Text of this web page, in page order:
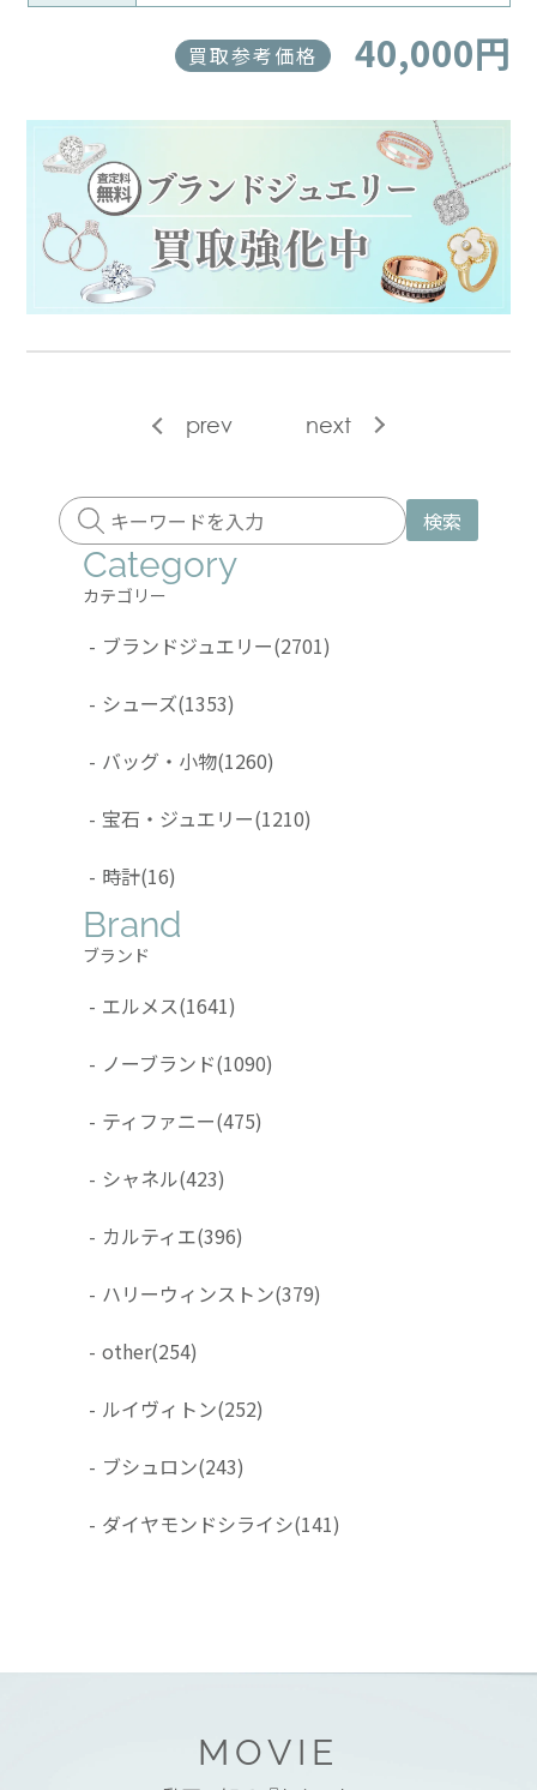
買取参考価格 40,000円
prev next
検索
Category
カテゴリー
- ブランドジュエリー(2701)
- シューズ(1353)
- バッグ・小物(1260)
- 宝石・ジュエリー(1210)
- 時計(16)
Brand
ブランド
- エルメス(1641)
- ノーブランド(1090)
- ティファニー(475)
- シャネル(423)
- カルティエ(396)
- ハリーウィンストン(379)
- other(254)
- ルイヴィトン(252)
- ブシュロン(243)
- ダイヤモンドシライシ(141)
MOVIE